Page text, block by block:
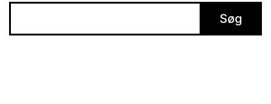
Søg